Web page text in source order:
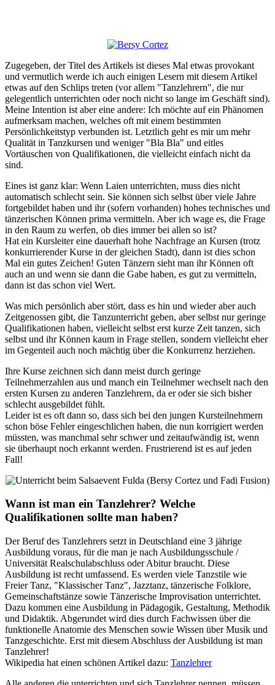
Zugegeben, der Titel des Artikels ist dieses Mal etwas provokant
und vermutlich werde ich auch einigen Lesern mit diesem Artikel
etwas auf den Schlips treten (vor allem "Tanzlehrern", die nur
gelegentlich unterrichten oder noch nicht so lange im Geschäft sind).
Meine Intention ist aber eine andere: Ich möchte auf ein Phänomen
aufmerksam machen, welches oft mit einem bestimmten
Persönlichkeitstyp verbunden ist. Letztlich geht es mir um mehr
Qualität in Tanzkursen und weniger "Bla Bla" und eitles
Vortäuschen von Qualifikationen, die vielleicht einfach nicht da
sind.
Eines ist ganz klar: Wenn Laien unterrichten, muss dies nicht
automatisch schlecht sein. Sie können sich selbst über viele Jahre
fortgebildet haben und ihr (sofern vorhanden) hohes technisches und
tänzerischen Können prima vermitteln. Aber ich wage es, die Frage
in den Raum zu werfen, ob dies immer bei allen so ist?
Hat ein Kursleiter eine dauerhaft hohe Nachfrage an Kursen (trotz
konkurrierender Kurse in der gleichen Stadt), dann ist dies schon
Mal ein gutes Zeichen! Guten Tänzern sieht man ihr Können oft
auch an und wenn sie dann die Gabe haben, es gut zu vermitteln,
dann ist das schon viel Wert.
Was mich persönlich aber stört, dass es hin und wieder aber auch
Zeitgenossen gibt, die Tanzunterricht geben, aber selbst nur geringe
Qualifikationen haben, vielleicht selbst erst kurze Zeit tanzen, sich
selbst und ihr Können kaum in Frage stellen, sondern vielleicht eher
im Gegenteil auch noch mächtig über die Konkurrenz herziehen.
Ihre Kurse zeichnen sich dann meist durch geringe
Teilnehmerzahlen aus und manch ein Teilnehmer wechselt nach den
ersten Kursen zu anderen Tanzlehrern, da er oder sie sich bisher
schlecht ausgebildet fühlt.
Leider ist es oft dann so, dass sich bei den jungen Kursteilnehmern
schon böse Fehler eingeschlichen haben, die nun korrigiert werden
müssten, was manchmal sehr schwer und zeitaufwändig ist, wenn
sie überhaupt noch erkannt werden. Frustrierend ist es auf jeden
Fall!
Wann ist man ein Tanzlehrer? Welche
Qualifikationen sollte man haben?
Der Beruf des Tanzlehrers setzt in Deutschland eine 3 jährige
Ausbildung voraus, für die man je nach Ausbildungsschule /
Universität Realschulabschluss oder Abitur braucht. Diese
Ausbildung ist recht umfassend. Es werden viele Tanzstile wie
Freier Tanz, "Klassischer Tanz", Jazztanz, tänzerische Folklore,
Gemeinschaftstänze sowie Tänzerische Improvisation unterrichtet.
Dazu kommen eine Ausbildung in Pädagogik, Gestaltung, Methodik
und Didaktik. Abgerundet wird dies durch Fachwissen über die
funktionelle Anatomie des Menschen sowie Wissen über Musik und
Tanzgeschichte. Erst mit diesem Abschluss der Ausbildung ist man
Tanzlehrer!
Wikipedia hat einen schönen Artikel dazu: Tanzlehrer